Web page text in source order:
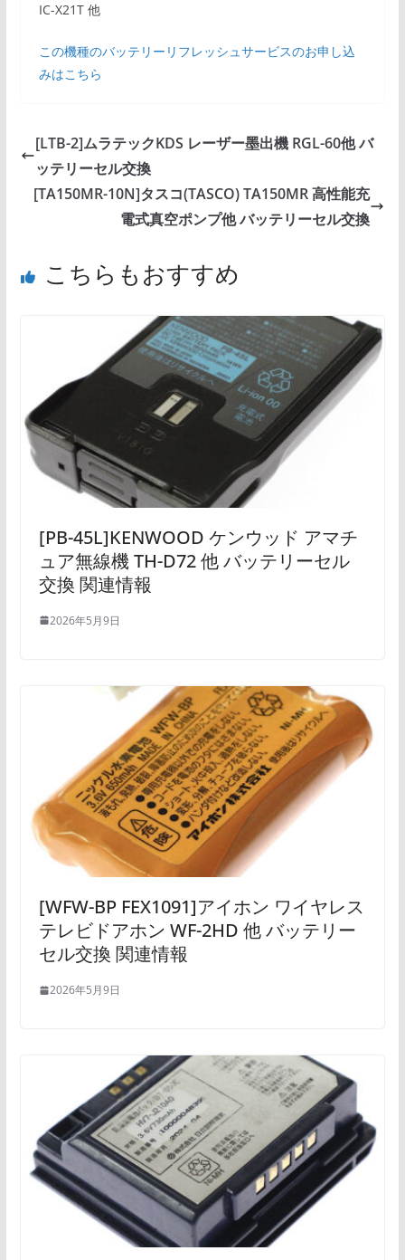
IC-X21T 他
この機種のバッテリーリフレッシュサービスのお申し込
みはこちら
[LTB-2]ムラテックKDS レーザー墨出機 RGL-60他 バ
ッテリーセル交換
[TA150MR-10N]タスコ(TASCO) TA150MR 高性能充
電式真空ポンプ他 バッテリーセル交換
こちらもおすすめ
[PB-45L]KENWOOD ケンウッド アマチ
ュア無線機 TH-D72 他 バッテリーセル
交換 関連情報
2026年5月9日
[WFW-BP FEX1091]アイホン ワイヤレス
テレビドアホン WF-2HD 他 バッテリー
セル交換 関連情報
2026年5月9日